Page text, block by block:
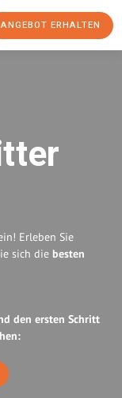
ANGEBOT ERHALTEN
Erleben Sie
sich die besten
den ersten Schritt